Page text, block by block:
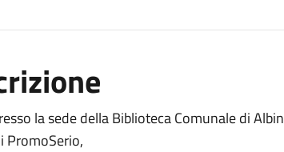
la sede della Biblioteca Comunale di
PromoSerio,